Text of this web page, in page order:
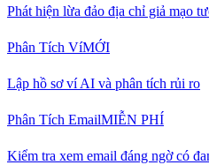
Phát hiện lừa đảo địa chỉ giả mạo
Phân Tích VíMỚI
Lập hồ sơ ví AI và phân tích rủi ro
Phân Tích EmailMIỄN PHÍ
Kiểm tra xem email đáng ngờ có